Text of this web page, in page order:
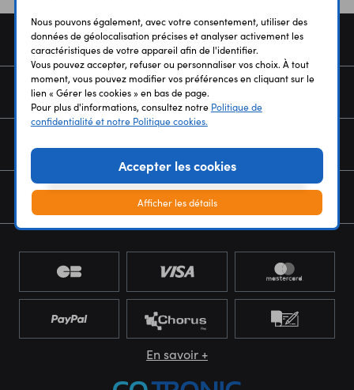
COMMANDE
SERVICES
NOUS CONNAÎTRE
NEWSLETTER
En savoir +
Nous pouvons également, avec votre consentement, utiliser des
données de géolocalisation précises et analyser activement les
caractéristiques de votre appareil afin de l'identifier.
Vous pouvez accepter, refuser ou personnaliser vos choix. À tout
moment, vous pouvez modifier vos préférences en cliquant sur le
lien « Gérer les cookies » en bas de page.
Pour plus d'informations, consultez notre Politique de
confidentialité et notre Politique cookies.
Accepter les cookies
Afficher les détails